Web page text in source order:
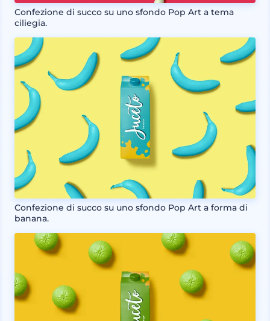
Confezione di succo su uno sfondo Pop Art a tema
ciliegia.
Confezione di succo su uno sfondo Pop Art a forma di
banana.